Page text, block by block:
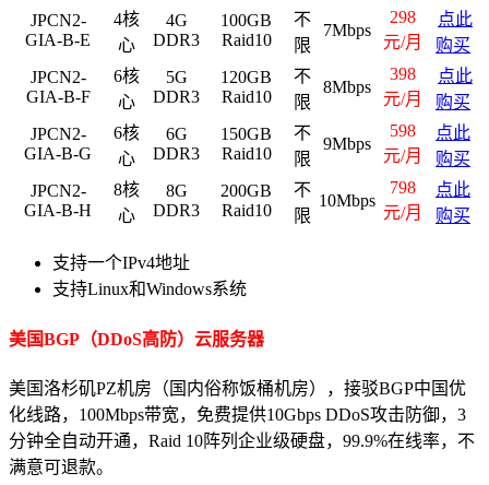
JPCN2-
GIA-B-E
4核
心
4G
DDR3
100GB
Raid10
不
限
7Mbps
298
元/月
点此
购买
JPCN2-
GIA-B-F
6核
心
5G
DDR3
120GB
Raid10
不
限
8Mbps
398
元/月
点此
购买
JPCN2-
GIA-B-G
6核
心
6G
DDR3
150GB
Raid10
不
限
9Mbps
598
元/月
点此
购买
JPCN2-
GIA-B-H
8核
心
8G
DDR3
200GB
Raid10
不
限
10Mbps
798
元/月
点此
购买
支持一个IPv4地址
支持Linux和Windows系统
美国BGP（DDoS高防）云服务器
美国洛杉矶PZ机房（国内俗称饭桶机房），接驳BGP中国优
化线路，100Mbps带宽，免费提供10Gbps DDoS攻击防御，3
分钟全自动开通，Raid 10阵列企业级硬盘，99.9%在线率，不
满意可退款。